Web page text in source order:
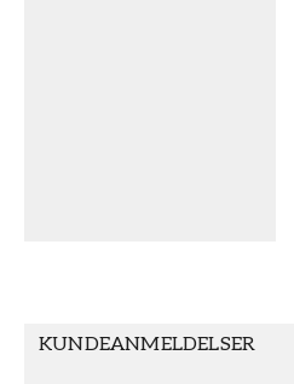
MØNSTERJUSTERING
KUNDEANMELDELSER